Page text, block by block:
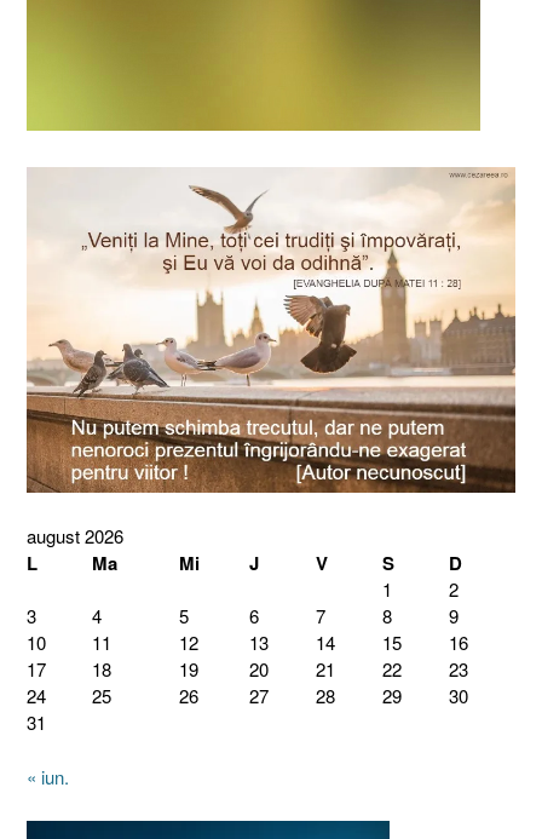
august 2026
L Ma Mi J V S D
1
2
3
4 5 6 7 8
9
10
11 12 13 14 15
16
17
18 19 20 21 22
23
24
25 26 27 28 29
30
31
« iun.